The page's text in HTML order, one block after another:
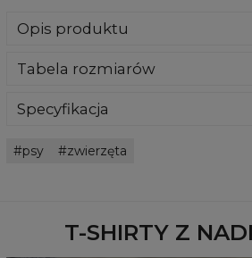
Opis produktu
Doskonały materiał oferuje świetne
oddychający i bardzo miły w dotyku!
Tabela rozmiarów
Specyfikacja
Przeznaczenie:
psy zwierzęta
T-SHIRTY Z